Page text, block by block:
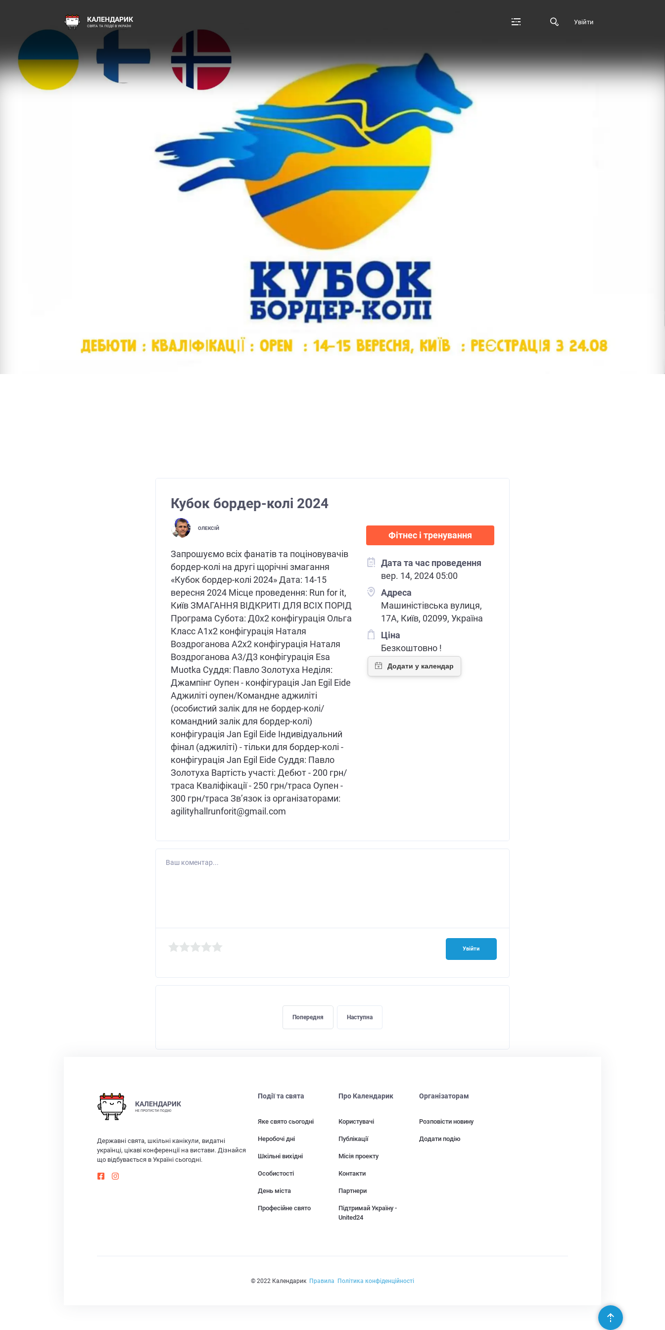
КАЛЕНДАРИК
СВЯТА ТА ПОДІЇ В УКРАЇНІ
Увійти
Кубок бордер-колі 2024
ОЛЕКСІЙ
Запрошуємо всіх фанатів та поціновувачів
бордер-колі на другі щорічні змагання
«Кубок бордер-колі 2024» Дата: 14-15
вересня 2024 Місце проведення: Run for it,
Київ ЗМАГАННЯ ВІДКРИТІ ДЛЯ ВСІХ ПОРІД
Програма Субота: Д0х2 конфігурація Ольга
Класс А1х2 конфігурація Наталя
Воздроганова А2х2 конфігурація Наталя
Воздроганова А3/Д3 конфігурація Esa
Muotka Суддя: Павло Золотуха Неділя:
Джампінг Оупен - конфігурація Jan Egil Eide
Аджиліті оупен/Командне аджиліті
(особистий залік для не бордер-колі/
командний залік для бордер-колі)
конфігурація Jan Egil Eide Індивідуальний
фінал (аджиліті) - тільки для бордер-колі -
конфігурація Jan Egil Eide Суддя: Павло
Золотуха Вартість участі: Дебют - 200 грн/
траса Кваліфікації - 250 грн/траса Оупен -
300 грн/траса Звʼязок із організаторами:
agilityhallrunforit@gmail.com
Фітнес і тренування
Дата та час проведення
вер. 14, 2024 05:00
Адреса
Машиністівська вулиця,
17А, Київ, 02099, Україна
Ціна
Безкоштовно !
Ваш коментар...
Увійти
Попередня Наступна
КАЛЕНДАРИК
НЕ ПРОПУСТИ ПОДІЮ
Державні свята, шкільні канікули, видатні
українці, цікаві конференції на вистави. Дізнайся
що відбувається в Україні сьогодні.
Події та свята
Яке свято сьогодні
Неробочі дні
Шкільні вихідні
Особистості
День міста
Професійне свято
Про Календарик
Користувачі
Публікації
Місія проекту
Контакти
Партнери
Підтримай Україну -
United24
Організаторам
Розповісти новину
Додати подію
© 2022 Календарик Правила Політика конфіденційності